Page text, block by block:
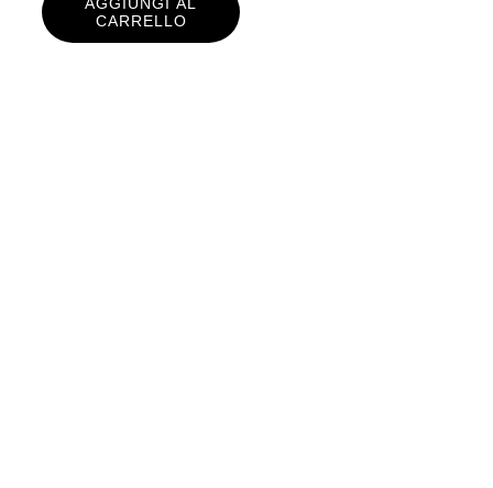
CARRELLO